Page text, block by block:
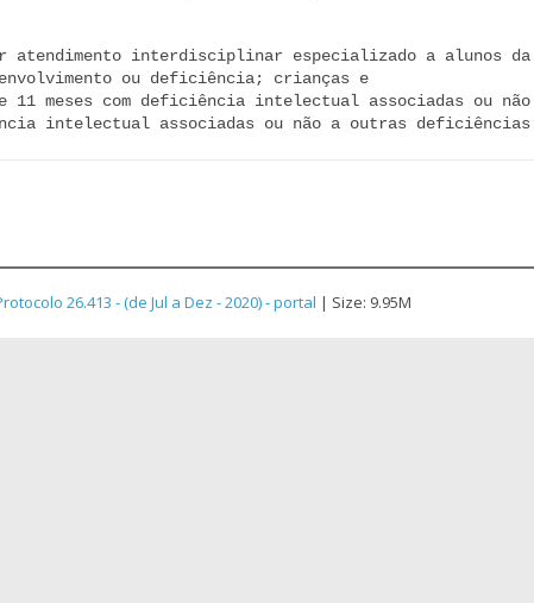
atendimento interdisciplinar especializado a
ou deficiência; crianças e
11 meses com deficiência intelectual associadas ou
intelectual associadas ou não a outras
26.413 - (de Jul a Dez - 2020) - portal | Size: 9.95M